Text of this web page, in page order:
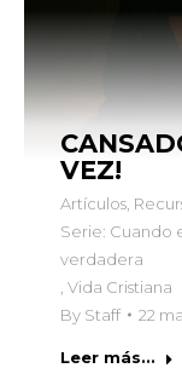
VEZ!
Artículos
Serie: Cuando
verdadera
Vida Cristiana
By Staff 22
Leer más...